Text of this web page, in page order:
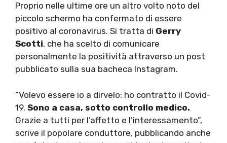
Proprio nelle ultime ore un altro volto noto del
piccolo schermo ha confermato di essere
positivo al coronavirus. Si tratta di Gerry
Scotti, che ha scelto di comunicare
personalmente la positività attraverso un post
pubblicato sulla sua bacheca Instagram.
“Volevo essere io a dirvelo: ho contratto il Covid-
19. Sono a casa, sotto controllo medico.
Grazie a tutti per l’affetto e l’interessamento”,
scrive il popolare conduttore, pubblicando anche